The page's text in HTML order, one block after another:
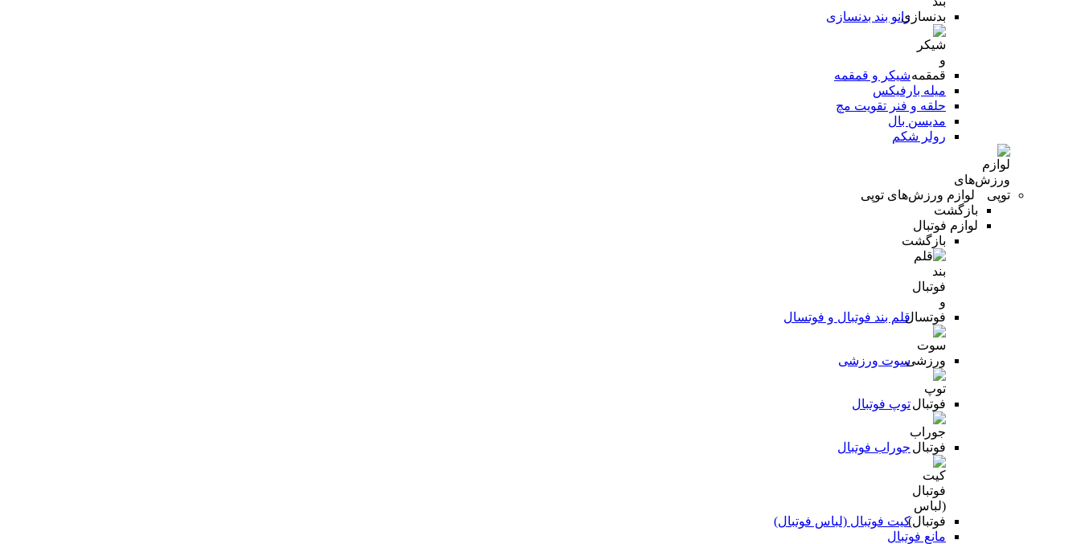
زانو بند بدنسازی
شیکر و قمقمه
میله بارفیکس
حلقه و فنر تقویت مچ
مدیسن بال
رولر شکم
لوازم ورزش‌های توپی
بازگشت
لوازم فوتبال
بازگشت
قلم بند فوتبال و فوتسال
سوت ورزشی
توپ فوتبال
جوراب فوتبال
کیت فوتبال (لباس فوتبال)
مانع فوتبال